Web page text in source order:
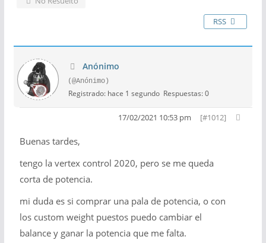
RSS
Anónimo
(@Anónimo)
Registrado: hace 1 segundo Respuestas: 0
17/02/2021 10:53 pm [#1012]
Buenas tardes,
tengo la vertex control 2020, pero se me queda
corta de potencia.
mi duda es si comprar una pala de potencia, o con
los custom weight puestos puedo cambiar el
balance y ganar la potencia que me falta.